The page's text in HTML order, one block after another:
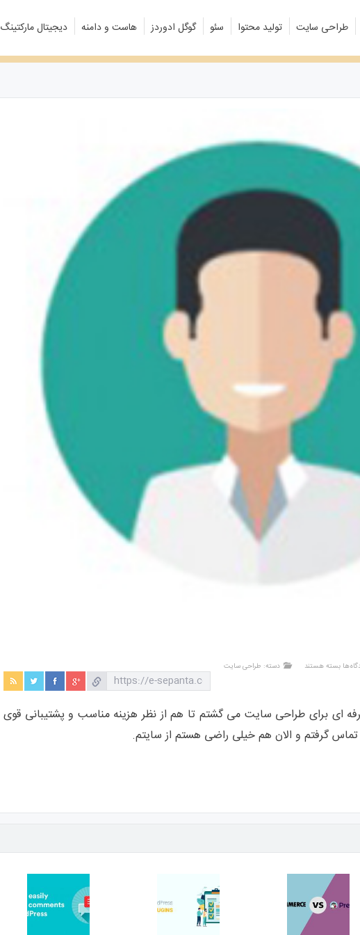
طراحی سایت تولید محتوا سئو گوگل ادوردز هاست و دامنه دیجیتال مارکتینگ
برای
بسته هستند دسته: طراحی سایت
ای برای طراحی سایت می گشتم تا هم از نظر هزینه مناسب و پشتیبانی قوی
گرفتم و الان هم خیلی راضی هستم از سایتم.